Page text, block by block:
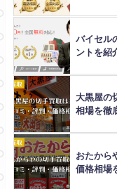
バイセル
ントを紹
大黒屋の
相場を徹
おたから
価格相場